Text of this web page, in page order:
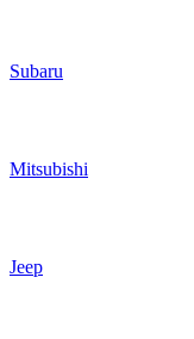
Subaru
Mitsubishi
Jeep